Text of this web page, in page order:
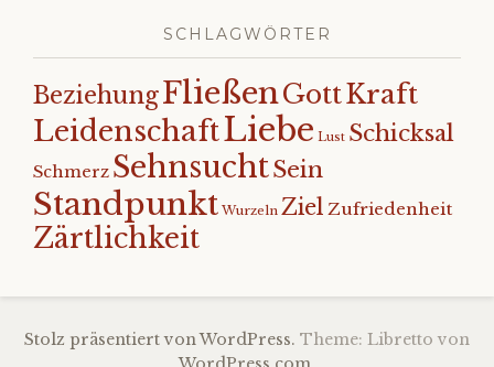
SCHLAGWÖRTER
BeziehungFließenGottKraft
LeidenschaftLiebe Lust Schicksal
Schmerz SehnsuchtSein
Standpunkt Wurzeln Ziel Zufriedenheit
Zärtlichkeit
Stolz präsentiert von WordPress. Theme: Libretto von